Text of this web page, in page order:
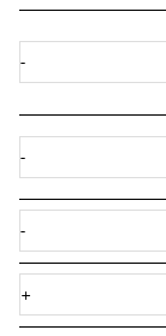
-
-
-
+